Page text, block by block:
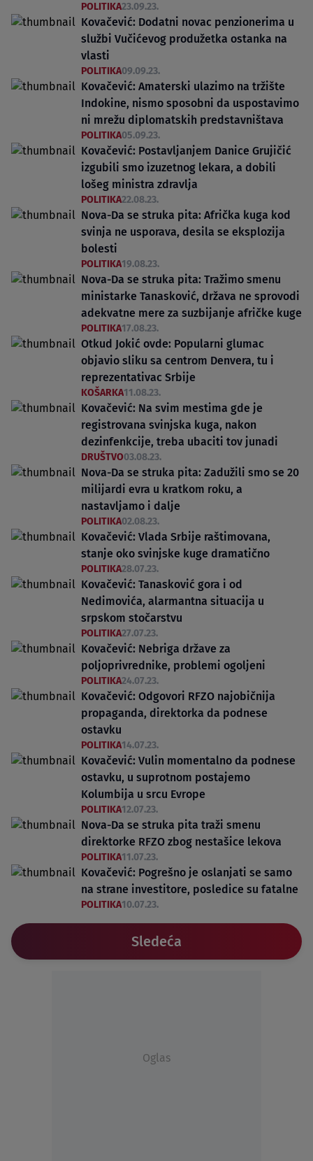
POLITIKA23.09.23.
Kovačević: Dodatni novac penzionerima u
službi Vučićevog produžetka ostanka na
vlasti
POLITIKA09.09.23.
Kovačević: Amaterski ulazimo na tržište
Indokine, nismo sposobni da uspostavimo
ni mrežu diplomatskih predstavništava
POLITIKA05.09.23.
Kovačević: Postavljanjem Danice Grujičić
izgubili smo izuzetnog lekara, a dobili
lošeg ministra zdravlja
POLITIKA22.08.23.
Nova-Da se struka pita: Afrička kuga kod
svinja ne usporava, desila se eksplozija
bolesti
POLITIKA19.08.23.
Nova-Da se struka pita: Tražimo smenu
ministarke Tanasković, država ne sprovodi
adekvatne mere za suzbijanje afričke kuge
POLITIKA17.08.23.
Otkud Jokić ovde: Popularni glumac
objavio sliku sa centrom Denvera, tu i
reprezentativac Srbije
KOŠARKA11.08.23.
Kovačević: Na svim mestima gde je
registrovana svinjska kuga, nakon
dezinfenkcije, treba ubaciti tov junadi
DRUŠTVO03.08.23.
Nova-Da se struka pita: Zadužili smo se 20
milijardi evra u kratkom roku, a
nastavljamo i dalje
POLITIKA02.08.23.
Kovačević: Vlada Srbije raštimovana,
stanje oko svinjske kuge dramatično
POLITIKA28.07.23.
Kovačević: Tanasković gora i od
Nedimovića, alarmantna situacija u
srpskom stočarstvu
POLITIKA27.07.23.
Kovačević: Nebriga države za
poljoprivrednike, problemi ogoljeni
POLITIKA24.07.23.
Kovačević: Odgovori RFZO najobičnija
propaganda, direktorka da podnese
ostavku
POLITIKA14.07.23.
Kovačević: Vulin momentalno da podnese
ostavku, u suprotnom postajemo
Kolumbija u srcu Evrope
POLITIKA12.07.23.
Nova-Da se struka pita traži smenu
direktorke RFZO zbog nestašice lekova
POLITIKA11.07.23.
Kovačević: Pogrešno je oslanjati se samo
na strane investitore, posledice su fatalne
POLITIKA10.07.23.
Sledeća
Oglas